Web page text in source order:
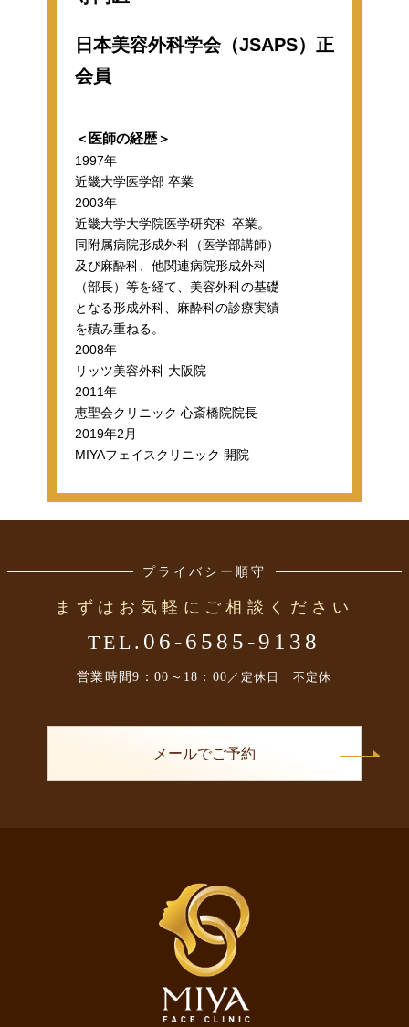
日本美容外科学会（JSAPS）正
会員
＜医師の経歴＞
1997年
近畿大学医学部 卒業
2003年
近畿大学大学院医学研究科 卒業。
同附属病院形成外科（医学部講師）
及び麻酔科、他関連病院形成外科
（部長）等を経て、美容外科の基礎
となる形成外科、麻酔科の診療実績
を積み重ねる。
2008年
リッツ美容外科 大阪院
2011年
恵聖会クリニック 心斎橋院院長
2019年2月
MIYAフェイスクリニック 開院
プライバシー順守
まずはお気軽にご相談ください
TEL. 06-6585-9138
営業時間9：00～18：00 ／定休日 不定休
メールでご予約